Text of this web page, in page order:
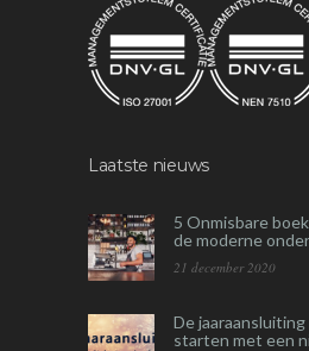
Laatste nieuws
5 Onmisbare
de moderne
21 december 2020
De
starten met een